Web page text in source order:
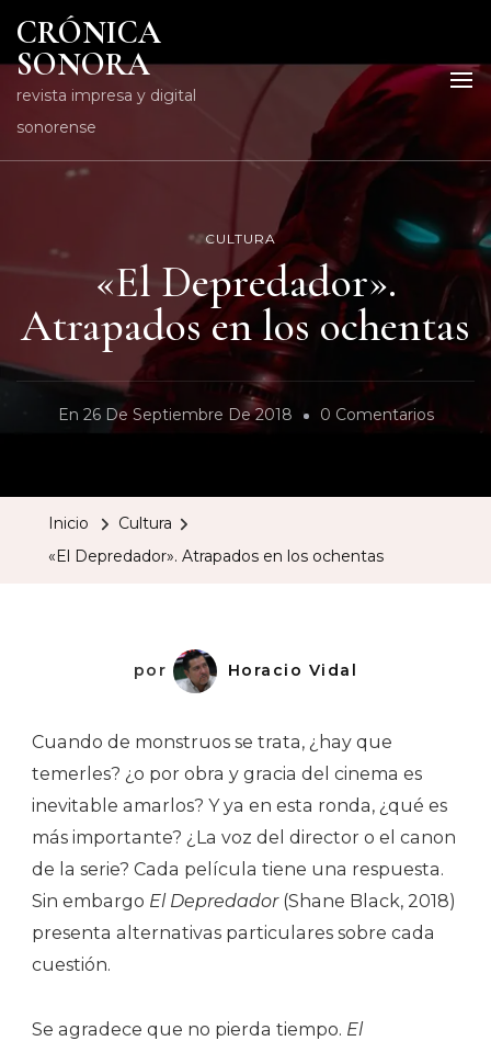
CRÓNICA
SONORA
revista impresa y digital
sonorense
CULTURA
«El Depredador».
Atrapados en los ochentas
En 26 De Septiembre De 2018 0 ComentariosEn
Inicio
Cultura
«El Depredador». Atrapados en los ochentas
por Horacio Vidal
Cuando de monstruos se trata, ¿hay que
temerles? ¿o por obra y gracia del cinema es
inevitable amarlos? Y ya en esta ronda, ¿qué es
más importante? ¿La voz del director o el canon
de la serie? Cada película tiene una respuesta.
Sin embargo El Depredador(Shane Black, 2018)
presenta alternativas particulares sobre cada
cuestión.
Se agradece que no pierda tiempo. El